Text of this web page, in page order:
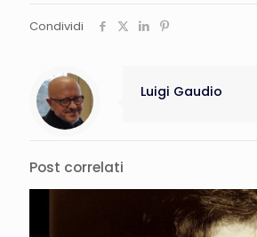
Condividi
Luigi Gaudio
Post correlati